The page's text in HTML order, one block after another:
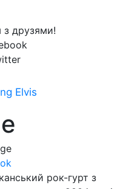
з друзями!
Elvis
рок-гурт з